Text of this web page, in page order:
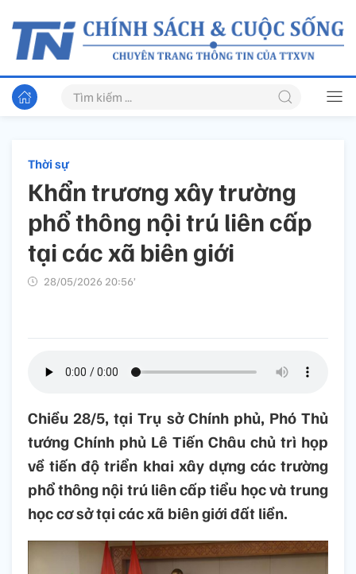
Thời sự
Khẩn trương xây trường
phổ thông nội trú liên cấp
tại các xã biên giới
28/05/2026 20:56’
Chiều 28/5, tại Trụ sở Chính phủ, Phó Thủ
tướng Chính phủ Lê Tiến Châu chủ trì họp
về tiến độ triển khai xây dựng các trường
phổ thông nội trú liên cấp tiểu học và trung
học cơ sở tại các xã biên giới đất liền.